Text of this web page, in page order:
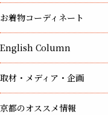
お着物コーディネート
English Column
取材・メディア・企画
京都のオススメ情報